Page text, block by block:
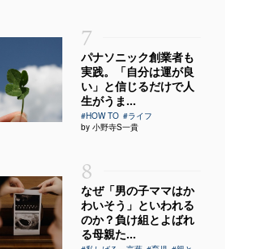
7
パナソニック創業者も
実践。「自分は運が良
い」と信じるだけで人
生がうま...
#HOW TO #ライフ
by 小野寺S一貴
8
なぜ「男の子ママはか
わいそう」といわれる
のか？負け組とよばれ
る母親た...